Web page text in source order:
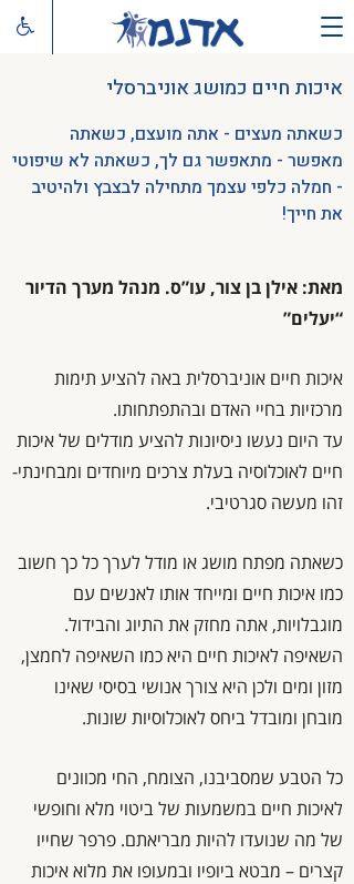
איכות חיים כמושג אוניברסלי
כשאתה מעצים - אתה מועצם, כשאתה
מאפשר - מתאפשר גם לך, כשאתה לא שיפוטי
- חמלה כלפי עצמך מתחילה לבצבץ ולהיטיב
את חייך!
מאת: אילן בן צור, עו”ס. מנהל מערך הדיור
“יעלים”
איכות חיים אוניברסלית באה להציע תימות
מרכזיות בחיי האדם ובהתפתחותו.
עד היום נעשו ניסיונות להציע מודלים של איכות
חיים לאוכלוסיה בעלת צרכים מיוחדים ומבחינתי-
זהו מעשה סגרטיבי.
כשאתה מפתח מושג או מודל לערך כל כך חשוב
כמו איכות חיים ומייחד אותו לאנשים עם
מוגבלויות, אתה מחזק את התיוג והבידול.
השאיפה לאיכות חיים היא כמו השאיפה לחמצן,
מזון ומים ולכן היא צורך אנושי בסיסי שאינו
מובחן ומובדל ביחס לאוכלוסיות שונות.
כל הטבע שמסביבנו, הצומח, החי מכוונים
לאיכות חיים במשמעות של ביטוי מלא וחופשי
של מה שנועדו להיות מבריאתם. פרפר שחייו
קצרים – מבטא ביופיו ובמעופו את מלוא איכות